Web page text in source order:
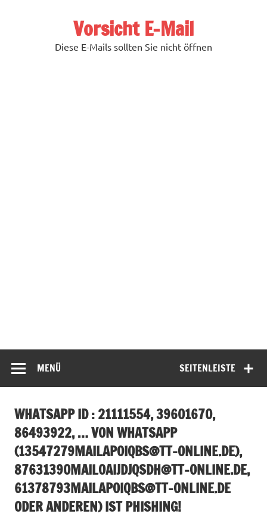
Vorsicht E-Mail
Diese E-Mails sollten Sie nicht öffnen
SEITENLEISTE
MENÜ
WHATSAPP ID : 21111554, 39601670,
86493922, … VON WHATSAPP
(13547279MAILAPOIQBS@TT-ONLINE.DE),
87631390MAILOAIJDJQSDH@TT-ONLINE.DE,
61378793MAILAPOIQBS@TT-ONLINE.DE
ODER ANDEREN) IST PHISHING!